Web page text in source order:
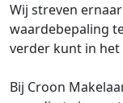
Wij streven
waardebepaling
verder kunt in
Bij Croon